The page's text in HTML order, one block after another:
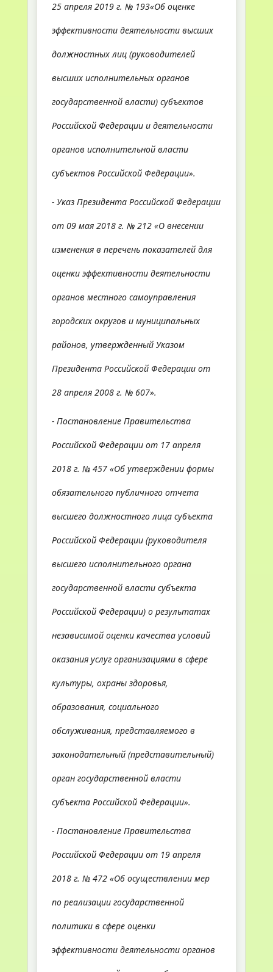
25 апреля 2019 г. № 193«Об оценке
эффективности деятельности высших
должностных лиц (руководителей
высших исполнительных органов
государственной власти) субъектов
Российской Федерации и деятельности
органов исполнительной власти
субъектов Российской Федерации».
- Указ Президента Российской Федерации
от 09 мая 2018 г. № 212 «О внесении
изменения в перечень показателей для
оценки эффективности деятельности
органов местного самоуправления
городских округов и муниципальных
районов, утвержденный Указом
Президента Российской Федерации от
28 апреля 2008 г. № 607».
- Постановление Правительства
Российской Федерации от 17 апреля
2018 г. № 457 «Об утверждении формы
обязательного публичного отчета
высшего должностного лица субъекта
Российской Федерации (руководителя
высшего исполнительного органа
государственной власти субъекта
Российской Федерации) о результатах
независимой оценки качества условий
оказания услуг организациями в сфере
культуры, охраны здоровья,
образования, социального
обслуживания, представляемого в
законодательный (представительный)
орган государственной власти
субъекта Российской Федерации».
- Постановление Правительства
Российской Федерации от 19 апреля
2018 г. № 472 «Об осуществлении мер
по реализации государственной
политики в сфере оценки
эффективности деятельности органов